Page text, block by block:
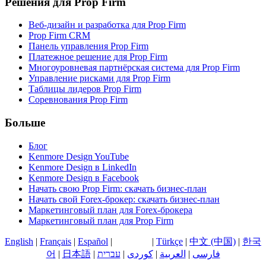
Веб-дизайн и разработка для Prop Firm
Prop Firm CRM
Панель управления Prop Firm
Платежное решение для Prop Firm
Многоуровневая партнёрская система для Prop Firm
Управление рисками для Prop Firm
Таблицы лидеров Prop Firm
Соревнования Prop Firm
Больше
Блог
Kenmore Design YouTube
Kenmore Design в LinkedIn
Kenmore Design в Facebook
Начать свою Prop Firm: скачать бизнес-план
Начать свой Forex-брокер: скачать бизнес-план
Маркетинговый план для Forex-брокера
Маркетинговый план для Prop Firm
English | Français | Español | | Türkçe | 中文 (中国) | 한국
어 | 日本語| עברית | کوردی| العربية | فارسی